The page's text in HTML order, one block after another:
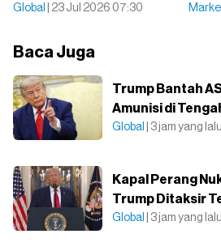
Global | 23 Jul 2026 07:30
Baca Juga
Trump Bantah
Amunisi di
Global | 3 jam yang lalu
Kapal Perang
Trump Ditaksir
Global | 3 jam yang lalu